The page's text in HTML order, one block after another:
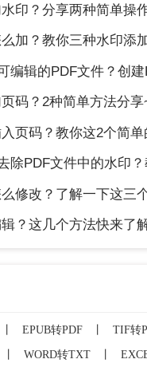
文件添加水印，从而
全。
印？分享两种简单操
加？教你三种水印添
辑的PDF文件？创建PDF
码？2种简单方法分享
页码？教你这2个简单
PDF文件中的水印？教你
修改？了解一下这三
？这几个方法快来了
EPUB转PDF TIF转
WORD转TXT